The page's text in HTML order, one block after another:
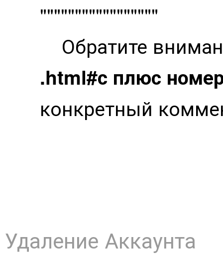
"""""""""""""""""
Обратите
.html#с плюс
конкретный
Удаление Аккаунта